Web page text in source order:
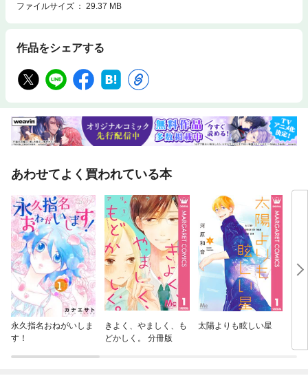
ファイルサイズ
29.37 MB
作品をシェアする
あわせてよく買われている本
永久指名おねがいしま
す！
きよく、やましく、も
どかしく。 分冊版
太陽よりも眩しい星